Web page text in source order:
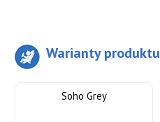
Warianty produktu
Soho Grey